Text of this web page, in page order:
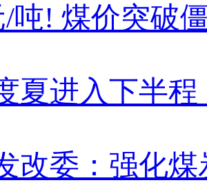
/吨! 煤价突破
夏进入下半
改委：强化